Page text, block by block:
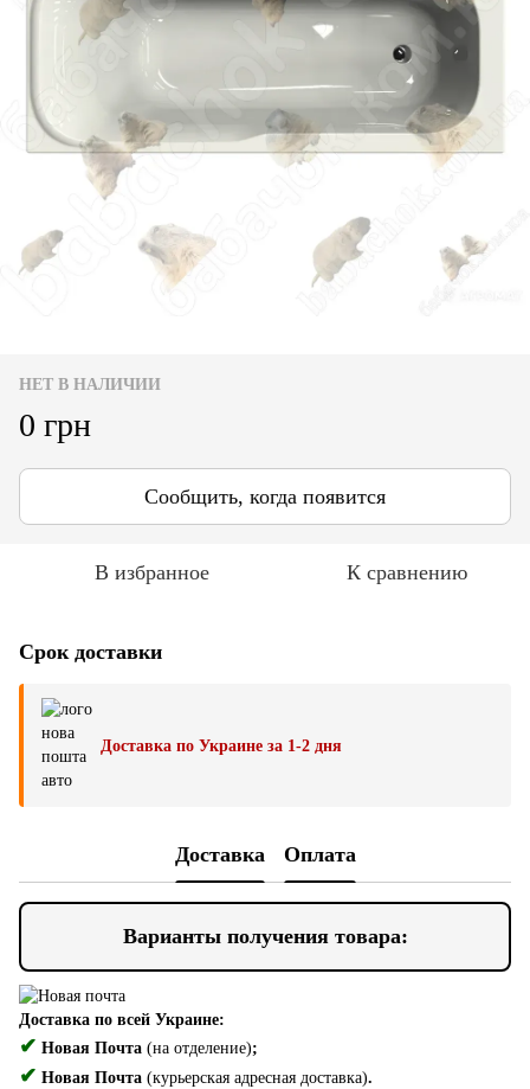
НЕТ В НАЛИЧИИ
0 грн
Сообщить, когда появится
В избранное К сравнению
Срок доставки
Доставка по Украине за 1-2 дня
Доставка Оплата
Варианты получения товара:
Доставка по всей Украине:
✔ Новая Почта (на отделение);
✔ Новая Почта (курьерская адресная доставка).